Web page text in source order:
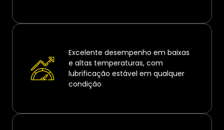
Excelente desempenho em baixas
e altas temperaturas, com
lubrificação estável em qualquer
condição